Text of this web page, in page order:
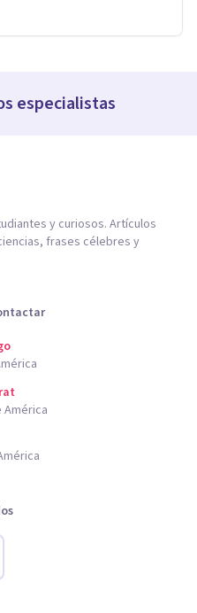
especialistas
y curiosos. Artículos
frases célebres y
América